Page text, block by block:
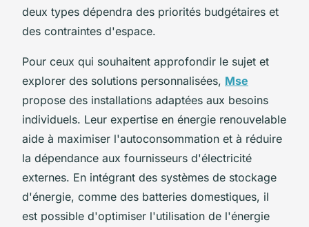
deux types dépendra des priorités budgétaires et
des contraintes d'espace.
Pour ceux qui souhaitent approfondir le sujet et
explorer des solutions personnalisées, Mse
propose des installations adaptées aux besoins
individuels. Leur expertise en énergie renouvelable
aide à maximiser l'autoconsommation et à réduire
la dépendance aux fournisseurs d'électricité
externes. En intégrant des systèmes de stockage
d'énergie, comme des batteries domestiques, il
est possible d'optimiser l'utilisation de l'énergie